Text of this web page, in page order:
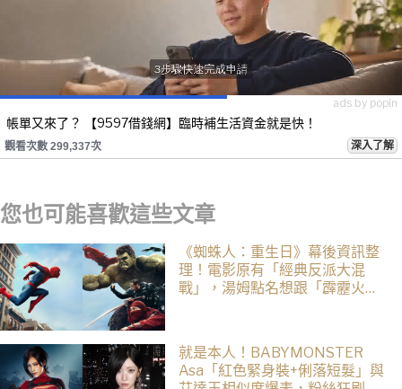
ads by popIn
帳單又來了？ 【9597借錢網】臨時補生活資金就是快！
觀看次數 299,337次 深入了解
您也可能喜歡這些文章
《蜘蛛人：重生日》幕後資訊整
理！電影原有「經典反派大混
戰」，湯姆點名想跟「霹靂火」
就是本人！BABYMONSTER
Asa「紅色緊身裝+俐落短髮」與